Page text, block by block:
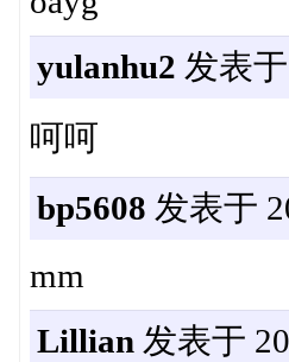
yulanhu2 发表
呵呵
bp5608 发表于
mm
Lillian 发表于